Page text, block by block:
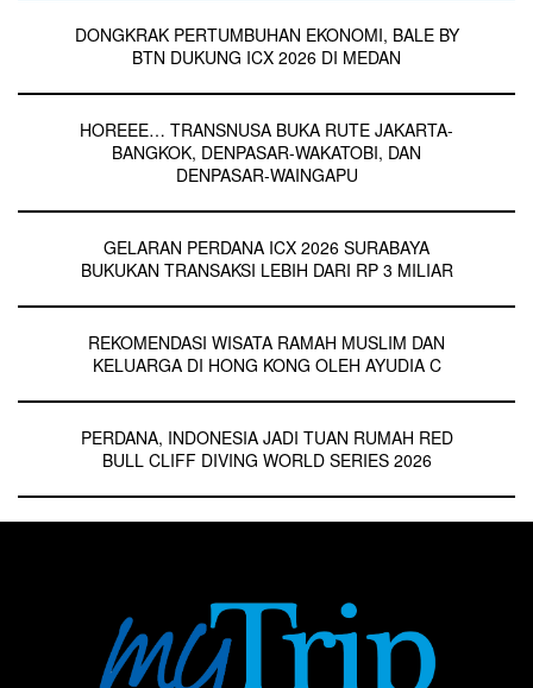
DONGKRAK PERTUMBUHAN EKONOMI, BALE BY
BTN DUKUNG ICX 2026 DI MEDAN
HOREEE… TRANSNUSA BUKA RUTE JAKARTA-
BANGKOK, DENPASAR-WAKATOBI, DAN
DENPASAR-WAINGAPU
GELARAN PERDANA ICX 2026 SURABAYA
BUKUKAN TRANSAKSI LEBIH DARI RP 3 MILIAR
REKOMENDASI WISATA RAMAH MUSLIM DAN
KELUARGA DI HONG KONG OLEH AYUDIA C
PERDANA, INDONESIA JADI TUAN RUMAH RED
BULL CLIFF DIVING WORLD SERIES 2026